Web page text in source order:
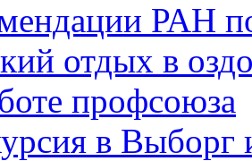
РАН
отдых в
профсоюза
в Выборг